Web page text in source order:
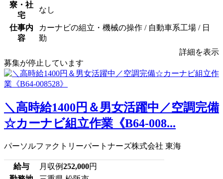
寮・社
宅
なし
仕事内
容
カーナビの組立・機械の操作 / 自動車系工場 / 日
勤
詳細を表示
募集が停止しています
＼高時給1400円＆男女活躍中／空調完備
☆カーナビ組立作業《B64-008...
パーソルファクトリーパートナーズ株式会社 東海
給与 月収例252,000円